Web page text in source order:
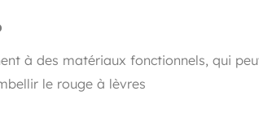
à des matériaux fonctionnels, qui
le rouge à lèvres